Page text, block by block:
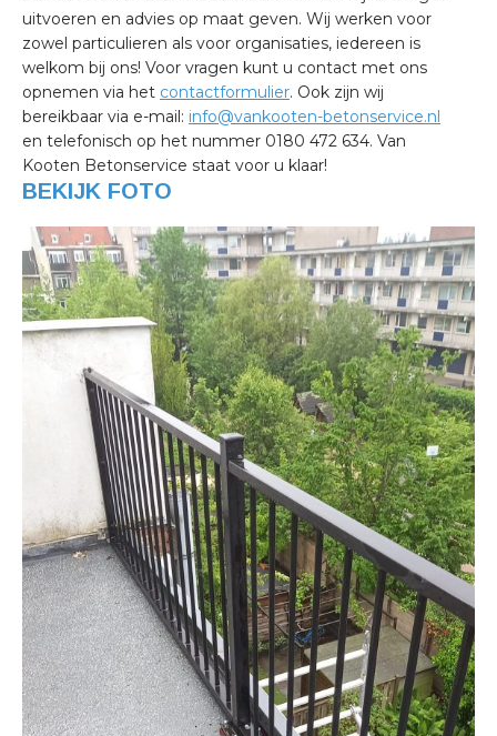
uitvoeren en advies op maat geven. Wij werken voor
zowel particulieren als voor organisaties, iedereen is
welkom bij ons! Voor vragen kunt u contact met ons
opnemen via het contactformulier. Ook zijn wij
bereikbaar via e-mail: info@vankooten-betonservice.nl
en telefonisch op het nummer 0180 472 634. Van
Kooten Betonservice staat voor u klaar!
BEKIJK FOTO